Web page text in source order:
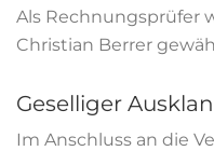
Als Rechnungsprüfer
Christian Berrer
Geselliger
Im Anschluss an die